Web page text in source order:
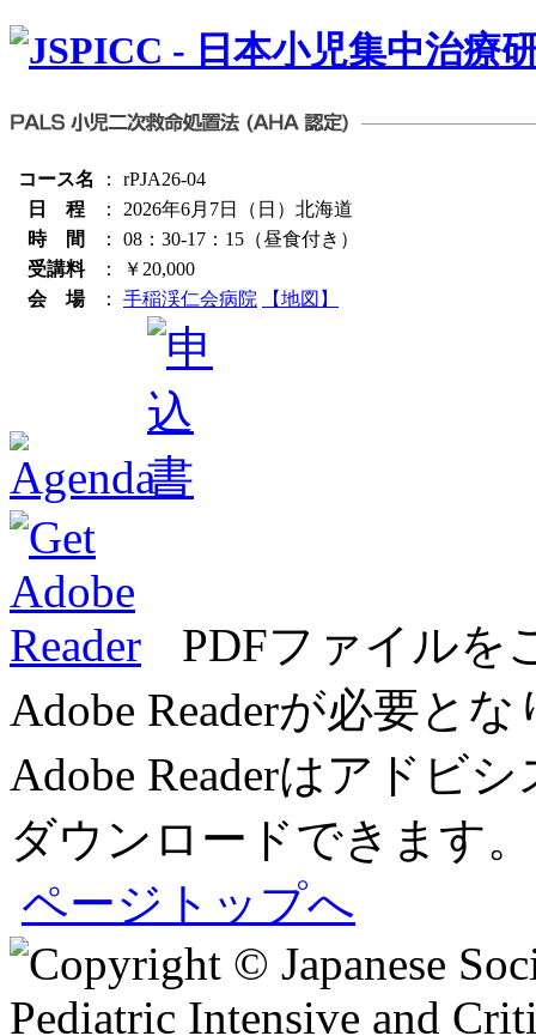
コース名 ：
rPJA26-04
日 程
：
2026年6月7日（日）北海道
時 間
：
08：30-17：15（昼食付き）
受講料
：
￥20,000
会 場
： 手稲渓仁会病院 【地図】
PDFファイルを
Adobe Readerが必要と
Adobe Readerはアドビ
ダウンロードできます。
ページトップへ